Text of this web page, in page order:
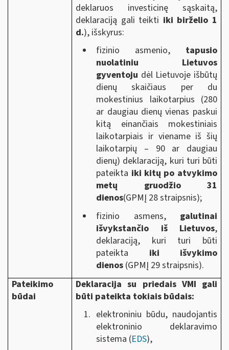
deklaruos investicinę sąskaitą,
deklaraciją gali teikti iki birželio 1
d.), išskyrus:
fizinio asmenio, tapusio
nuolatiniu Lietuvos
gyventoju dėl Lietuvoje išbūtų
dienų skaičiaus per du
mokestinius laikotarpius (280
ar daugiau dienų vienas paskui
kitą einančiais mokestiniais
laikotarpiais ir viename iš šių
laikotarpių – 90 ar daugiau
dienų) deklaraciją, kuri turi būti
pateikta iki kitų po atvykimo
metų gruodžio 31
dienos(GPMĮ 28 straipsnis);
fizinio asmens, galutinai
išvykstančio iš Lietuvos,
deklaraciją, kuri turi būti
pateikta iki išvykimo
dienos (GPMĮ 29 straipsnis).
Pateikimo
būdai
Deklaracija su priedais VMI gali
būti pateikta tokiais būdais:
elektroniniu būdu, naudojantis
elektroninio deklaravimo
sistema (EDS),